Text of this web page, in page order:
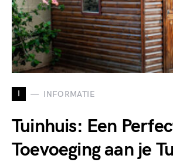
I INFORMATIE
Tuinhuis: Een
Toevoeging aan je